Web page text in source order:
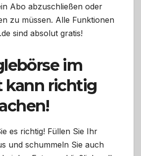
Abo abzuschließen oder
zu müssen. Alle Funktionen
sind absolut gratis!
im
kann richtig
es richtig! Füllen Sie Ihr
und schummeln Sie auch